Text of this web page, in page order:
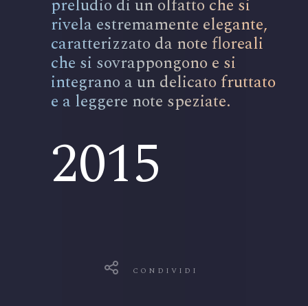
preludio di un olfatto che si
rivela estremamente elegante,
caratterizzato da note floreali
che si sovrappongono e si
integrano a un delicato fruttato
e a leggere note speziate.
2015
CONDIVIDI